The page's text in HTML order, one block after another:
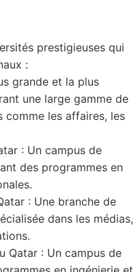
prestigieuses qui
:
grande et la plus
une large gamme de
comme les affaires, les
: Un campus de
des programmes en
: Une branche de
dans les médias,
Qatar : Un campus de